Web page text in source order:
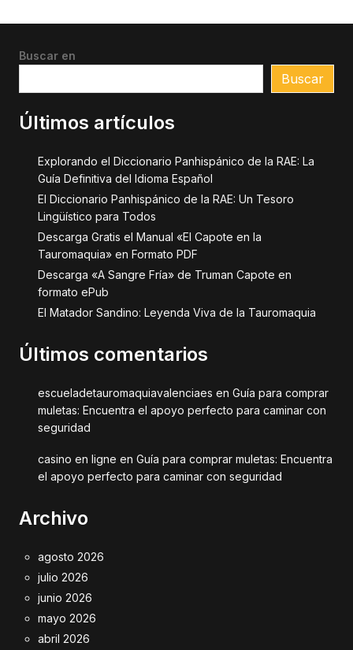
Buscar en
Buscar
Últimos artículos
Explorando el Diccionario Panhispánico de la RAE: La
Guía Definitiva del Idioma Español
El Diccionario Panhispánico de la RAE: Un Tesoro
Lingüístico para Todos
Descarga Gratis el Manual «El Capote en la
Tauromaquia» en Formato PDF
Descarga «A Sangre Fría» de Truman Capote en
formato ePub
El Matador Sandino: Leyenda Viva de la Tauromaquia
Últimos comentarios
escueladetauromaquiavalenciaes en Guía para comprar
muletas: Encuentra el apoyo perfecto para caminar con
seguridad
casino en ligne en Guía para comprar muletas: Encuentra
el apoyo perfecto para caminar con seguridad
Archivo
agosto 2026
julio 2026
junio 2026
mayo 2026
abril 2026